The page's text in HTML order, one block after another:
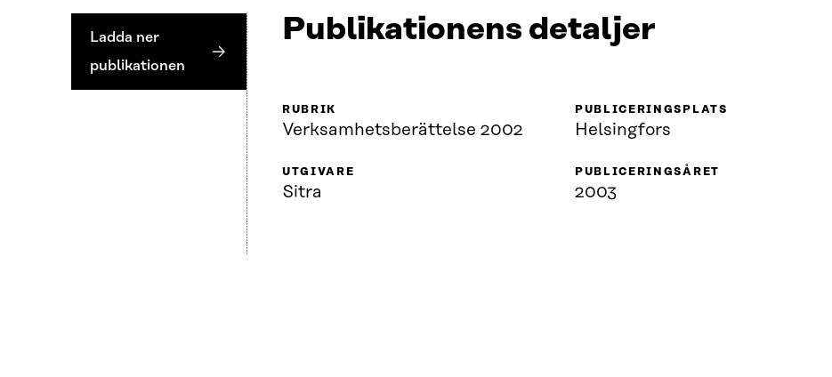
Ladda ner
publikationen
Publikationens detaljer
RUBRIK
Verksamhets­berättelse 2002
UTGIVARE
Sitra
PUBLICERINGSPLATS
Helsingfors
PUBLICERINGSÅRET
2003